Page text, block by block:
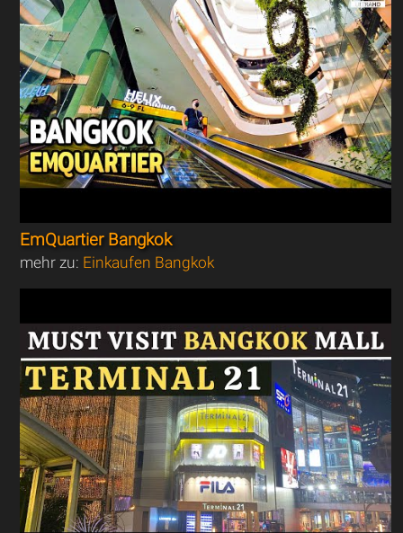
EmQuartier Bangkok
mehr zu: Einkaufen Bangkok